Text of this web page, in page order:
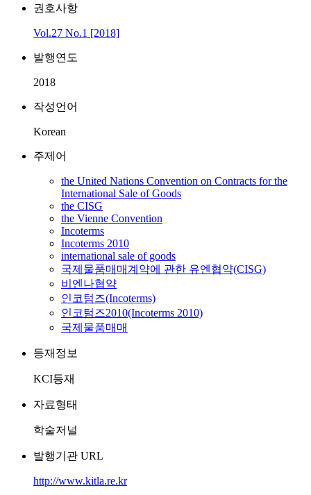
권호사항
Vol.27 No.1 [2018]
발행연도
2018
작성언어
Korean
주제어
the United Nations Convention on Contracts for the
International Sale of Goods
the CISG
the Vienne Convention
Incoterms
Incoterms 2010
international sale of goods
국제물품매매계약에 관한 유엔협약(CISG)
비엔나협약
인코텀즈(Incoterms)
인코텀즈2010(Incoterms 2010)
국제물품매매
등재정보
KCI등재
자료형태
학술저널
발행기관 URL
http://www.kitla.re.kr